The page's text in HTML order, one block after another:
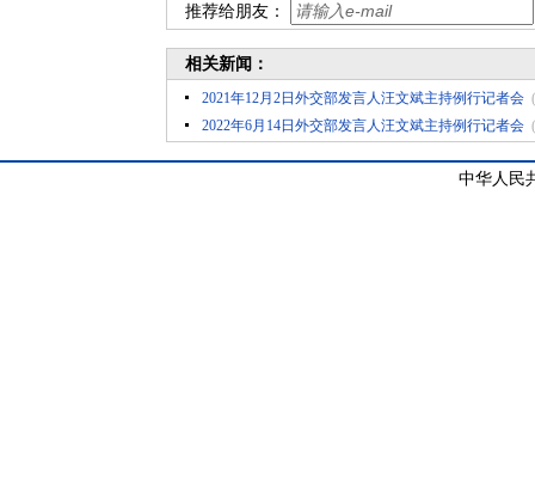
推荐给朋友：
相关新闻：
2021年12月2日外交部发言人汪文斌主持例行记者会
2022年6月14日外交部发言人汪文斌主持例行记者会
中华人民